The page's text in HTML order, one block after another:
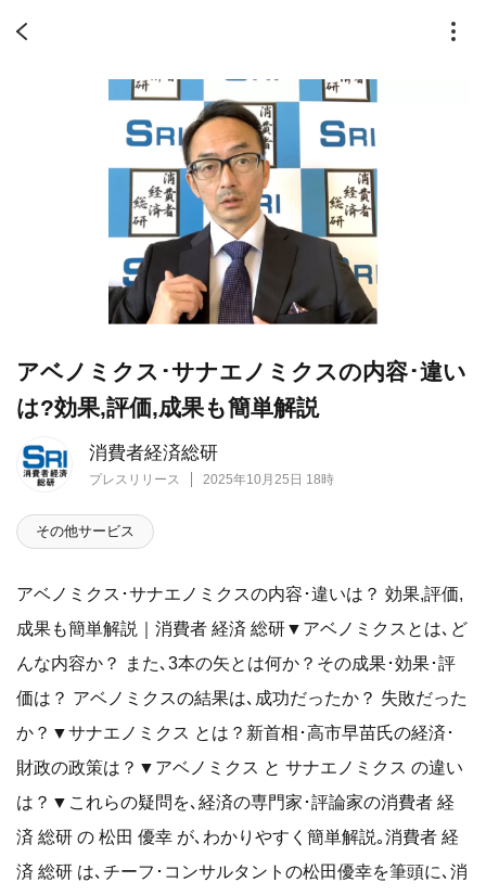
消費者経済総研
プレスリリース 2025年10月25日 18時
アベノミクス･サナエノミクスの内容･違い
は?効果,評価,成果も簡単解説
その他サービス
アベノミクス･サナエノミクスの内容･違いは？ 効果,評価,
成果も簡単解説｜消費者 経済 総研▼アベノミクスとは､ど
んな内容か？ また､3本の矢とは何か？その成果･効果･評
価は？ アベノミクスの結果は､成功だったか？ 失敗だった
か？▼サナエノミクス とは？新首相･高市早苗氏の経済･
財政の政策は？▼アベノミクス と サナエノミクス の違い
は？▼これらの疑問を､経済の専門家･評論家の消費者 経
済 総研 の 松田 優幸 が､わかりやすく簡単解説｡消費者 経
済 総研 は､チーフ･コンサルタントの松田優幸を筆頭に､消